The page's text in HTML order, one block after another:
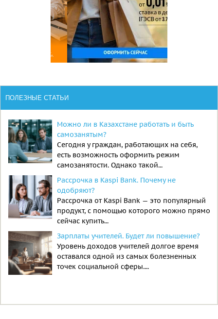
ПОЛЕЗНЫЕ СТАТЬИ
Можно ли в Казахстане работать и быть
самозанятым?
Сегодня у граждан, работающих на себя,
есть возможность оформить режим
самозанятости. Однако такой...
Рассрочка в Kaspi Bank. Почему не
одобряют?
Рассрочка от Kaspi Bank — это популярный
продукт, с помощью которого можно прямо
сейчас купить...
Зарплаты учителей. Будет ли повышение?
Уровень доходов учителей долгое время
оставался одной из самых болезненных
точек социальной сферы....